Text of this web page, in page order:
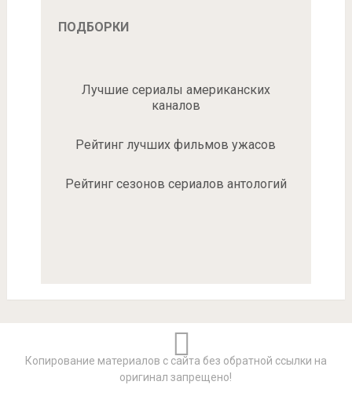
ПОДБОРКИ
Лучшие сериалы американских
каналов
Рейтинг лучших фильмов ужасов
Рейтинг сезонов сериалов антологий
Копирование материалов с сайта без обратной ссылки на
оригинал запрещено!